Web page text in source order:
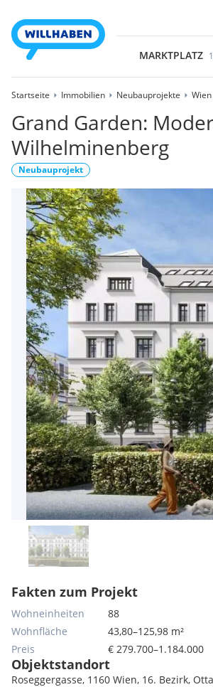
MARKTPLATZ
Startseite Immobilien Neubauprojekte Wien
Grand Garden:
Wilhelminenberg
Neubauprojekt
Fakten zum Projekt
Wohneinheiten
88
Wohnfläche
43,80–125,98 m²
Preis
€ 279.700–1.184.000
Objektstandort
Roseggergasse, 1160 Wien, 16. Bezirk,